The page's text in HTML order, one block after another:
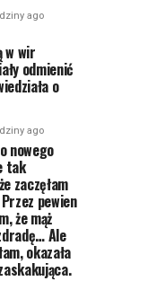
ago
w wir
odmienić
o
ago
nowego
tak
zaczęłam
pewien
że mąż
Ale
okazała